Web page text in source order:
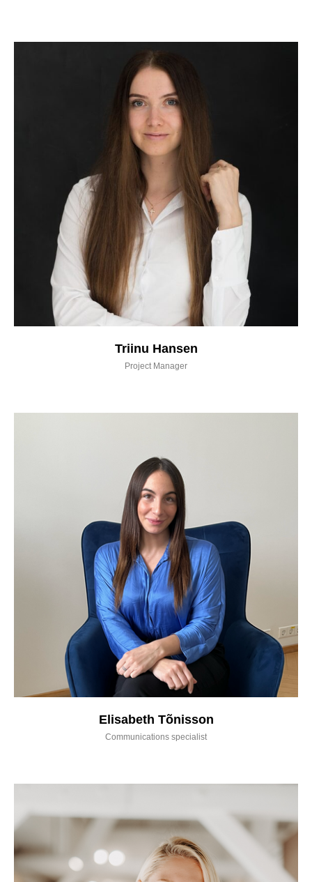
Triinu Hansen
Project Manager
Elisabeth Tõnisson
Communications specialist